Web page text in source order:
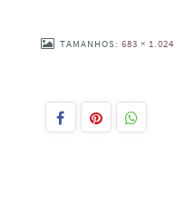
TAMANHOS: 683 × 1.024